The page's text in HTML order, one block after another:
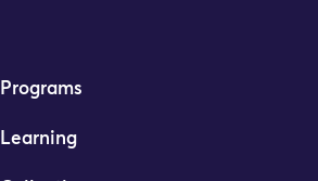
Programs
Learning